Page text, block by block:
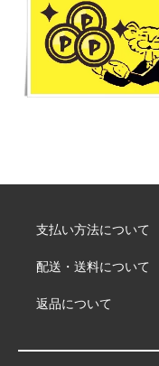
支払い方法について
配送・送料について
返品について